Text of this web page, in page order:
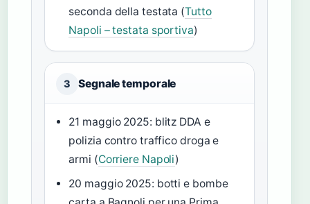
seconda della testata (Tutto
Napoli – testata sportiva)
3 Segnale temporale
21 maggio 2025: blitz DDA e
polizia contro traffico droga e
armi (Corriere Napoli)
20 maggio 2025: botti e bombe